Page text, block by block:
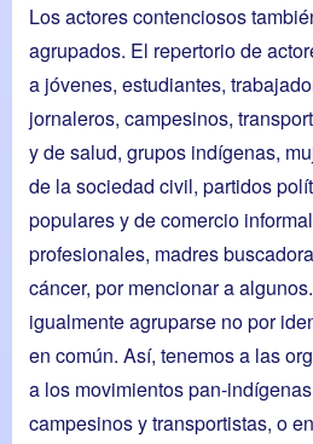
Los actores contenciosos
agrupados. El repertorio de
a jóvenes, estudiantes,
jornaleros, campesinos,
y de salud, grupos indígenas,
de la sociedad civil, partidos
populares y de comercio
profesionales, madres
cáncer, por mencionar a
igualmente agruparse no por
en común. Así, tenemos a las
a los movimientos pan-
campesinos y transportistas, o